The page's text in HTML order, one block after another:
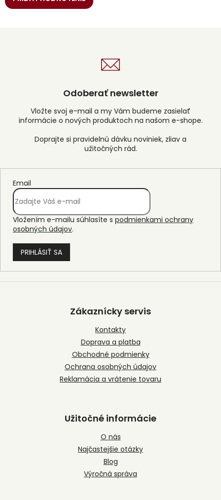
Odoberať newsletter
Vložte svoj e-mail a my Vám budeme zasielať
informácie o nových produktoch na našom e-shope.
Email
Vložením e-mailu súhlasíte s podmienkami ochrany
osobných údajov.
PRIHLÁSIŤ SA
Z
Zákaznícky servis
Kontakty
Doprava a platba
Obchodné podmienky
Ochrana osobných údajov
Reklamácia a vrátenie tovaru
Užitočné informácie
O nás
Najčastejšie otázky
Blog
Výročná správa